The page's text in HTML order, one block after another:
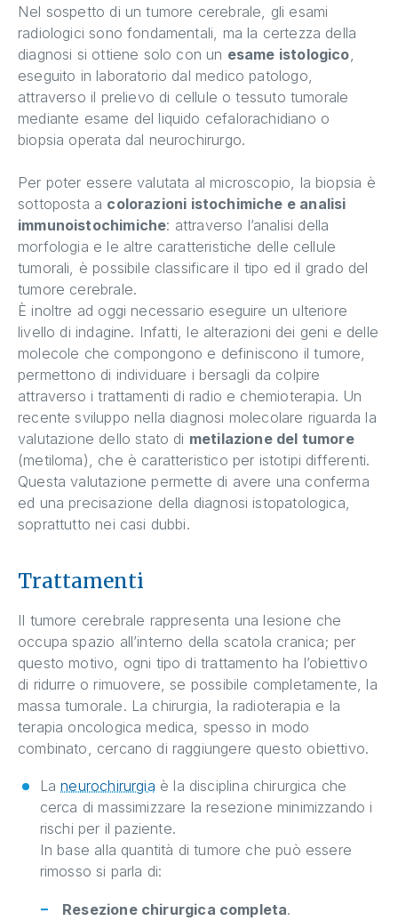
Nel sospetto di un tumore cerebrale, gli esami
radiologici sono fondamentali, ma la certezza della
diagnosi si ottiene solo con un esame istologico
eseguito in laboratorio dal medico patologo,
attraverso il prelievo di cellule o tessuto tumorale
mediante esame del liquido cefalorachidiano o
biopsia operata dal neurochirurgo.
Per poter essere valutata al microscopio, la biopsia è
sottoposta a colorazioni istochimiche e analisi
immunoistochimiche: attraverso l’analisi della
morfologia e le altre caratteristiche delle cellule
tumorali, è possibile classificare il tipo ed il grado del
tumore cerebrale.
È inoltre ad oggi necessario eseguire un ulteriore
livello di indagine. Infatti, le alterazioni dei geni e delle
molecole che compongono e definiscono il tumore,
permettono di individuare i bersagli da colpire
attraverso i trattamenti di radio e chemioterapia. Un
recente sviluppo nella diagnosi molecolare riguarda la
valutazione dello stato di metilazione del tumore
(metiloma), che è caratteristico per istotipi differenti.
Questa valutazione permette di avere una conferma
ed una precisazione della diagnosi istopatologica,
soprattutto nei casi dubbi.
Trattamenti
Il tumore cerebrale rappresenta una lesione che
occupa spazio all’interno della scatola cranica; per
questo motivo, ogni tipo di trattamento ha l’obiettivo
di ridurre o rimuovere, se possibile completamente, la
massa tumorale. La chirurgia, la radioterapia e la
terapia oncologica medica, spesso in modo
combinato, cercano di raggiungere questo obiettivo.
Laneurochirurgia è la disciplina chirurgica che
cerca di massimizzare la resezione minimizzando i
rischi per il paziente.
In base alla quantità di tumore che può essere
rimosso si parla di:
Resezione chirurgica completa.